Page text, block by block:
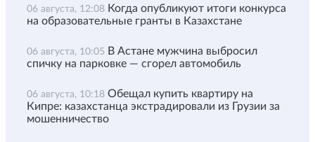
06 августа, 12:08 Когда опубликуют итоги конкурса
на образовательные гранты в Казахстане
06 августа, 10:05 В Астане мужчина выбросил
спичку на парковке — сгорел автомобиль
06 августа, 10:18 Обещал купить квартиру на
Кипре: казахстанца экстрадировали из Грузии за
мошенничество